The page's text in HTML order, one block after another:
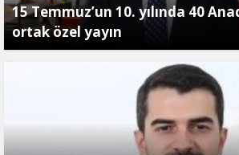
15 Temmuz’un 10. yılında 40
ortak özel yayın